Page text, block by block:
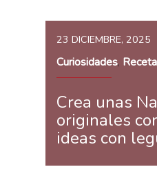
23 DICIEMBRE, 2025
Curiosidades,
Crea unas
originales
ideas con